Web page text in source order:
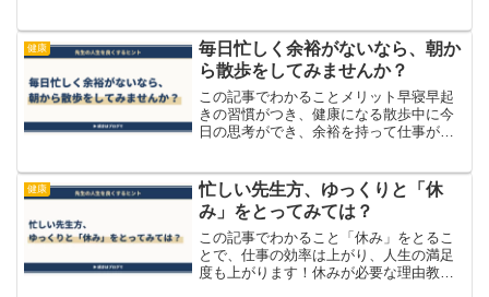
先生方は、本当に忙しいです。やること
が多く、終わらない仕事を...
健康
毎日忙しく余裕がないなら、朝か
ら散歩をしてみませんか？
この記事でわかることメリット早寝早起
きの習慣がつき、健康になる散歩中に今
日の思考ができ、余裕を持って仕事がで
先生たち 学校の先生方は忙しい。教材
研究や生徒指導、学級経営...
健康
忙しい先生方、ゆっくりと「休
み」をとってみては？
この記事でわかること「休み」をとるこ
とで、仕事の効率は上がり、人生の満足
度も上がります！休みが必要な理由教員